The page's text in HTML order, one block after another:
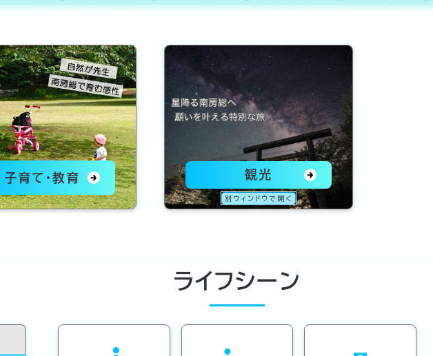
子育て・教育 観光
別ウィンドウで開く
ライフシーン